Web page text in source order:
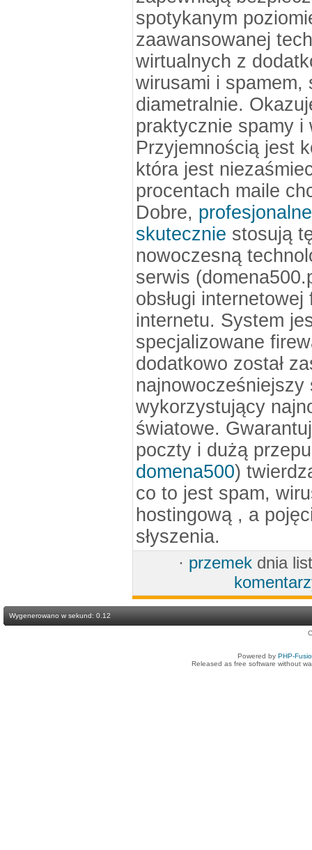
spotykanym
zaawansowanej
wirtualnych z
wirusami i spamem,
diametralnie.
praktycznie spamy i
Przyjemnością jest
która jest
procentach maile
Dobre,
skutecznie stosują
nowoczesną
serwis
obsługi
internetu. System
specjalizowane
dodatkowo został
wykorzystujący
światowe.
poczty i dużą
domena500)
co to jest spam,
hostingową , a
słyszenia.
· przemekdnia
Wygenerowano w sekund: 0.12
Powered by PHP-
Released as free software without